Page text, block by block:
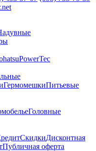
PowerTec
ГермомешкиПитьевые
Головные
СкидкиДисконтная
Публичная оферта